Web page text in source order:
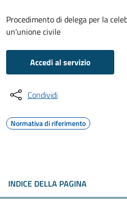
Procedimento di delega per la
un'unione civile
Accedi al servizio
Condividi
Normativa di riferimento
INDICE DELLA PAGINA